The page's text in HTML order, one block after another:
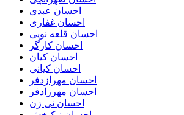
احسان عبدی
احسان غفاری
احسان قلعه نویی
احسان کارگر
احسان کیان
احسان کیانی
احسان مهرازدفر
احسان مهرزادفر
احسان نی زن